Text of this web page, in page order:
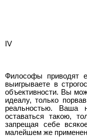
IV
Философы приводят
выигрываете в
объективности. Вы
идеалу, только
реальностью. Ваша
оставаться такою,
запрещая себе
малейшем же